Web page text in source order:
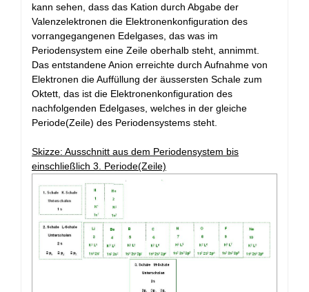
kann sehen, dass das Kation durch Abgabe der
Valenzelektronen die Elektronenkonfiguration des
vorrangegangenen Edelgases, das was im
Periodensystem eine Zeile oberhalb steht, annimmt.
Das entstandene Anion erreichte durch Aufnahme von
Elektronen die Auffüllung der äussersten Schale zum
Oktett, das ist die Elektronenkonfiguration des
nachfolgenden Edelgases, welches in der gleiche
Periode(Zeile) des Periodensystems steht.
Skizze: Ausschnitt aus dem Periodensystem bis
einschließlich 3. Periode(Zeile)